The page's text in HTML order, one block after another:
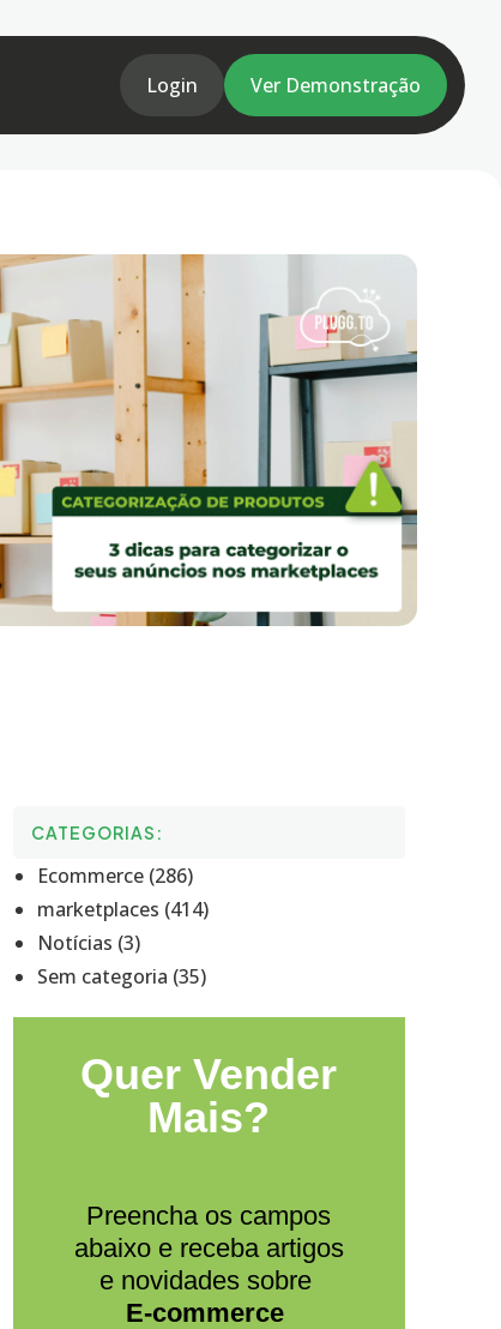
Login Ver Demonstração
CATEGORIAS:
Ecommerce (286)
marketplaces (414)
Notícias (3)
Sem categoria (35)
Quer Vender
Mais?
Preencha os campos
abaixo e receba artigos
e novidades sobre
E-commerce